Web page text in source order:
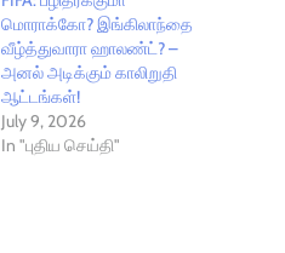
மொராக்கோ? இங்கிலாந்தை
வீழ்த்துவாரா ஹாலண்ட்? –
அனல் அடிக்கும் காலிறுதி
ஆட்டங்கள்!
July 9, 2026
In "புதிய செய்தி"